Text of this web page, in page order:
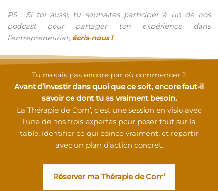
PS : Si toi aussi, tu souhaites participer à un de nos
podcast pour partager ton expérience dans
l’entrepreneuriat, écris-nous !
Tu ne sais pas encore par où commencer ?
Avant d’investir dans quoi que ce soit, encore faut-il
savoir ce dont tu as vraiment besoin.
La Thérapie de Com’, c’est une session en visio avec
l’une de nos trois expertes pour poser tout sur la
table, identifier ce qui coince vraiment, et repartir
avec un plan d’action concret.
Réserver ma Thérapie de Com’